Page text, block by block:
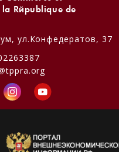
République de
ул.Конфедератов, 37